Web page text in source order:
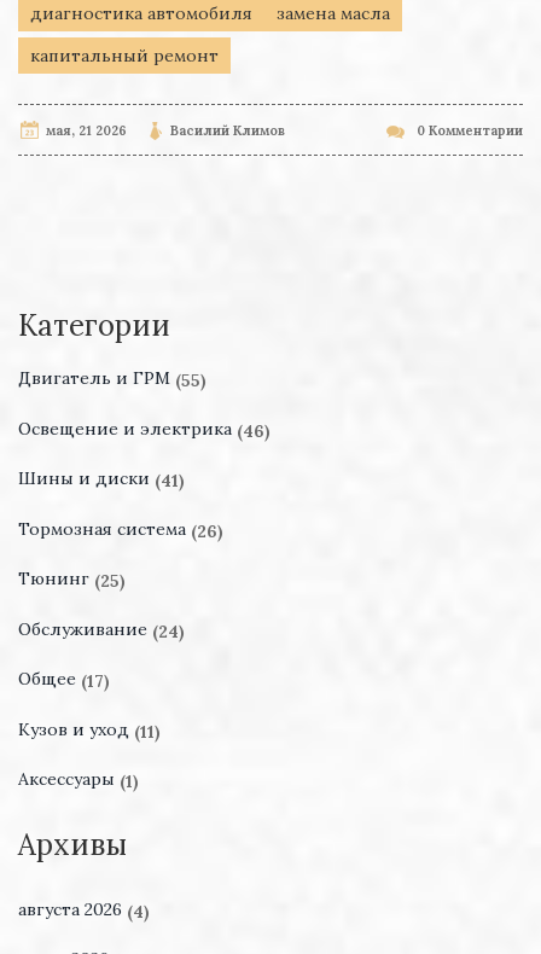
диагностика автомобиля
замена масла
капитальный ремонт
мая, 21 2026 Василий Климов 0 Комментарии
Категории
Двигатель и ГРМ (55)
Освещение и электрика (46)
Шины и диски (41)
Тормозная система (26)
Тюнинг (25)
Обслуживание (24)
Общее (17)
Кузов и уход (11)
Аксессуары (1)
Архивы
августа 2026 (4)